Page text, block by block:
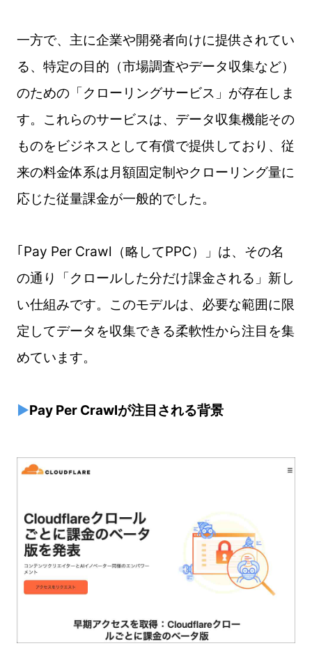
一方で、主に企業や開発者向けに提供されてい
る、特定の目的（市場調査やデータ収集など）
のための「クローリングサービス」が存在しま
す。これらのサービスは、データ収集機能その
ものをビジネスとして有償で提供しており、従
来の料金体系は月額固定制やクローリング量に
応じた従量課金が一般的でした。
｢Pay Per Crawl（略してPPC）」は、その名
の通り「クロールした分だけ課金される」新し
い仕組みです。このモデルは、必要な範囲に限
定してデータを収集できる柔軟性から注目を集
めています。
▶Pay Per Crawlが注目される背景